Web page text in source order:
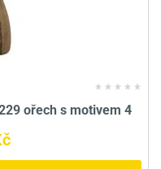
ořech s motivem 4